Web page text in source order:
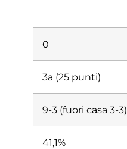
0
3a (25 punti)
9-3 (fuori casa 3-3)
41,1%